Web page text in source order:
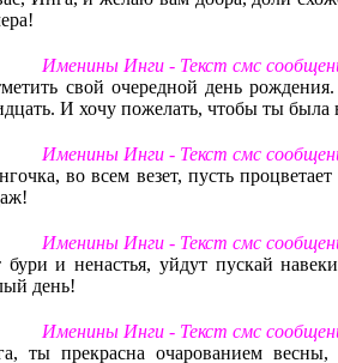
Именины Инги - Текст смс
свой очередной день
И хочу пожелать, чтобы ты
Именины Инги - Текст смс
во всем везет, пусть
Именины Инги - Текст смс
бури и ненастья, уйдут пускай
день!
Именины Инги - Текст смс
ты прекрасна очарованием